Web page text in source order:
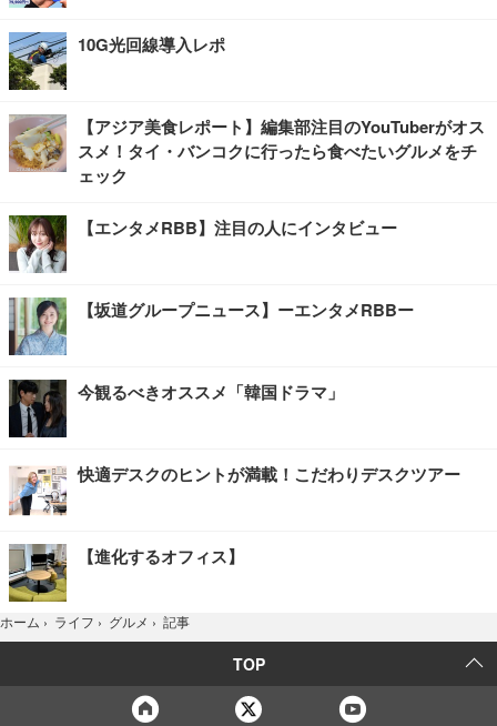
10G光回線導入レポ
【アジア美食レポート】編集部注目のYouTuberがオス
スメ！タイ・バンコクに行ったら食べたいグルメをチ
ェック
【エンタメRBB】注目の人にインタビュー
【坂道グループニュース】ーエンタメRBBー
今観るべきオススメ「韓国ドラマ」
快適デスクのヒントが満載！こだわりデスクツアー
【進化するオフィス】
ホーム › ライフ › グルメ › 記事
TOP